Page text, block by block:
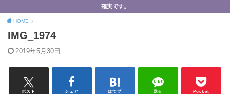
確実です。
HOME
IMG_1974
2019年5月30日
ポスト シェア はてブ 送る Pocket